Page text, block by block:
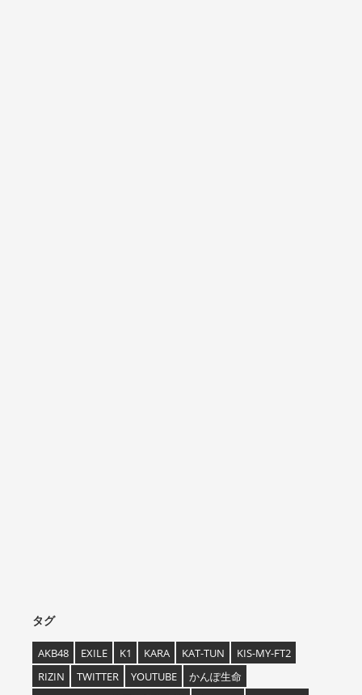
タグ
AKB48 EXILE K1 KARA KAT-TUN
KIS-MY-FT2
RIZIN
TWITTER YOUTUBE
かんぽ生命